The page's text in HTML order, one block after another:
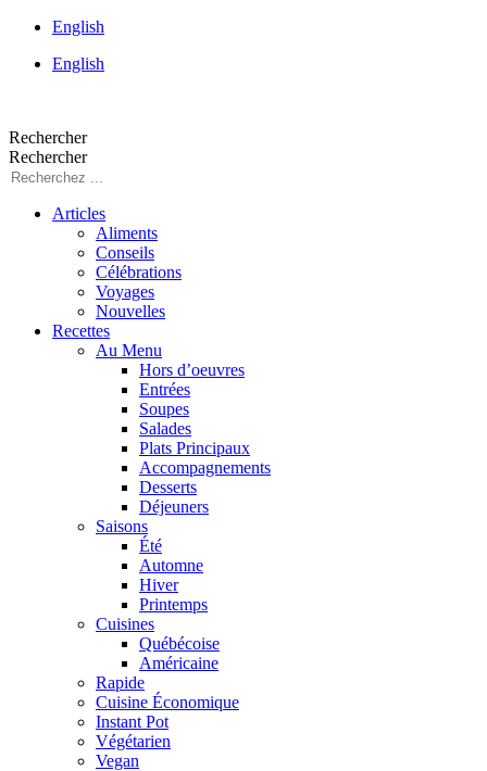
English
English
Rechercher
Rechercher
Articles
Aliments
Conseils
Célébrations
Voyages
Nouvelles
Recettes
Au Menu
Hors d’oeuvres
Entrées
Soupes
Salades
Plats Principaux
Accompagnements
Desserts
Déjeuners
Saisons
Été
Automne
Hiver
Printemps
Cuisines
Québécoise
Américaine
Rapide
Cuisine Économique
Instant Pot
Végétarien
Vegan